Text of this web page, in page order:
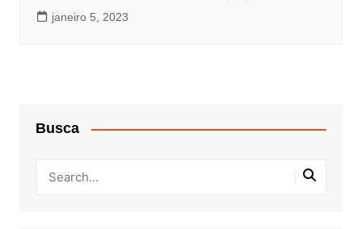
janeiro 5, 2023
Busca